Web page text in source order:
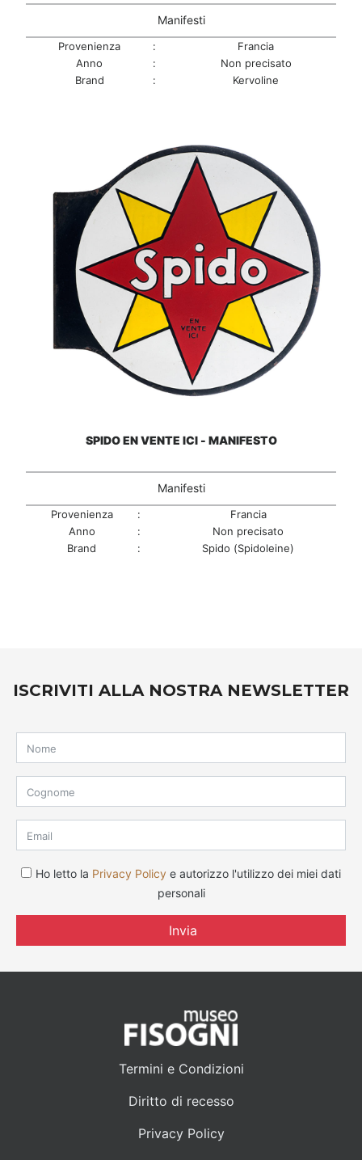
Manifesti
Provenienza :
Francia
Anno
:
Non precisato
Brand
: Kervoline
SPIDO EN VENTE ICI - MANIFESTO
Manifesti
Provenienza :
Francia
Anno
:
Non precisato
Brand
: Spido (Spidoleine)
ISCRIVITI ALLA NOSTRA NEWSLETTER
Ho letto la Privacy Policy e autorizzo l'utilizzo dei miei dati
personali
Invia
Termini e Condizioni
Diritto di recesso
Privacy Policy